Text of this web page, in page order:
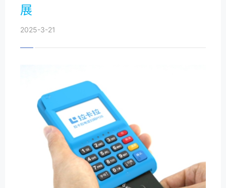
展
2025-3-21